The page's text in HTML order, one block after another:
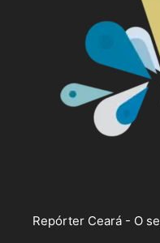
Repórter Ceará - O